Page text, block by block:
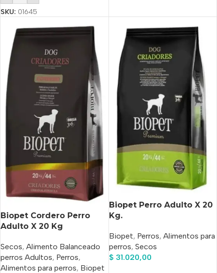
SKU: 01645
Biopet Cordero Perro
Adulto X 20 Kg
Secos, Alimento Balanceado
perros Adultos, Perros,
Alimentos para perros, Biopet
Biopet Perro Adulto X 20
Kg.
Biopet, Perros, Alimentos para
perros, Secos
$ 31.020,00